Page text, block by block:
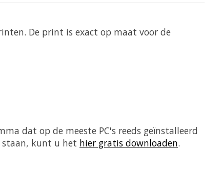
De print is exact op maat voor de
dat op de meeste PC's reeds geïnstalleerd
staan, kunt u het hier gratis downloaden.